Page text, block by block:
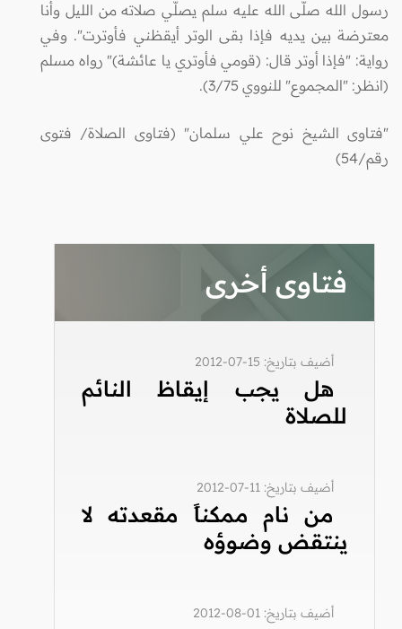
رسول الله صلّى الله عليه سلم يصلّي صلاته من الليل وأنا
معترضة بين يديه فإذا بقى الوتر أيقظني فأوترت". وفي
رواية: "فإذا أوتر قال: (قومي فأوتري يا عائشة)" رواه مسلم
(انظر: "المجموع" للنووي 3/75).
"فتاوى الشيخ نوح علي سلمان" (فتاوى الصلاة/ فتوى
رقم/54)
فتاوى أخرى
أضيف بتاريخ: 15-07-2012
هل يجب إيقاظ النائم
للصلاة
أضيف بتاريخ: 11-07-2012
من نام ممكناً مقعدته لا
ينتقض وضوؤه
أضيف بتاريخ: 01-08-2012